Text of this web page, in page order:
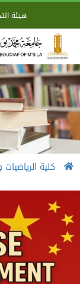
هيئة
كلية الرياضيات